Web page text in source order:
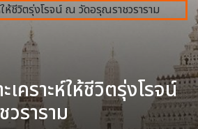
เคราะห์ให้ชีวิตรุ่งโรจน์
ราราม